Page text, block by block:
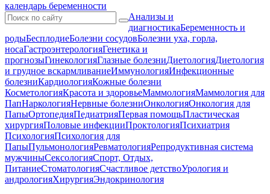
календарь беременности
Анализы и
диагностикаБеременность и
родыБесплодиеБолезни сосудовБолезни уха, горла,
носаГастроэнтерологияГенетика и
прогнозыГинекологияГлазные болезниДиетологияДиетология
и грудное вскармливаниеИммунологияИнфекционные
болезниКардиологияКожные болезни
КосметологияКрасота и здоровьеМаммологияМаммология для
ПапНаркологияНервные болезниОнкологияОнкология для
ПапыОртопедияПедиатрияПервая помощьПластическая
хирургияПоловые инфекцииПроктологияПсихиатрия
ПсихологияПсихология для
ПапыПульмонологияРевматологияРепродуктивная система
мужчиныСексологияСпорт, Отдых,
ПитаниеСтоматологияСчастливое детствоУрология и
андрологияХирургияЭндокринология